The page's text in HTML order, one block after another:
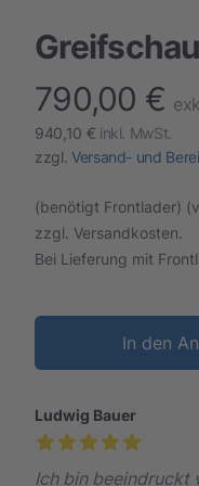
finalProduct
790,00 €
940,10 € inkl. MwSt.
zzgl. Versand- und
(benötigt Frontlader)
zzgl. Versandkosten.
Bei Lieferung mit
In den
Ludwig Bauer
Ich bin beeindruckt